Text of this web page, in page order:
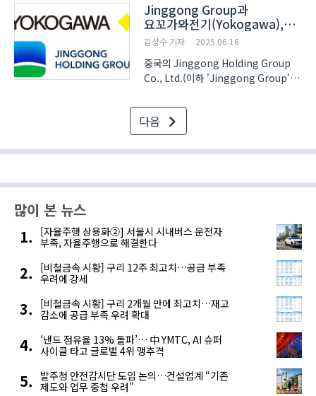
AI 기술을 결합한 지능형 솔루션으로
대응 전략을 제시했다. 6월 11일부터
13일까지 중국 ..
Jinggong Group과
요꼬가와전기(Yokogawa),
전략적 파트너십 체결
김성수 기자 2025.06.16
중국의 Jinggong Holding Group
Co., Ltd.(이하 'Jinggong Group')
요꼬가와전기(Yokogawa)는 제조
최적화와 에너지 관리 분야 협력을 위한
전략적 파트너십을 체결했다고 13일
밝혔다. 두 기업은 새로운 사업 기회를
다음
많이 본 뉴스
[자율주행 상용화②] 서울시 시내버스 운전자
부족, 자율주행으로 해결한다
[비철금속 시황] 구리 12주 최고치…공급 부족
우려에 강세
[비철금속 시황] 구리 2개월 만에 최고치…재고
감소에 공급 부족 우려 확대
‘낸드 점유율 13% 돌파’… 中 YMTC, AI 슈퍼
사이클 타고 글로벌 4위 맹추격
발주청 안전감시단 도입 논의…건설업계 “기존
제도와 업무 중첩 우려”